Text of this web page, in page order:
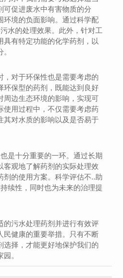
可促进废水中有害物质的分
环境的负面影响。通过科学配
水的处理效果。此外，针对工
具有特定功能的化学药剂，以
，对于环保性也是需要考虑的
环保型的药剂，既能达到良好
周边生态环境的影响，实现可
使用过程中，不仅需要考虑药
其对水质的影响以及是否易于
是十分重要的一环。通过长期
客观地了解药剂的实际处理效
剂的使用方案。科学评估不..助
续性，同时也为未来的治理提
的污水处理药剂并进行有效评
民健康的重要举措。只有不断
选择，才能更好地保护我们的
。